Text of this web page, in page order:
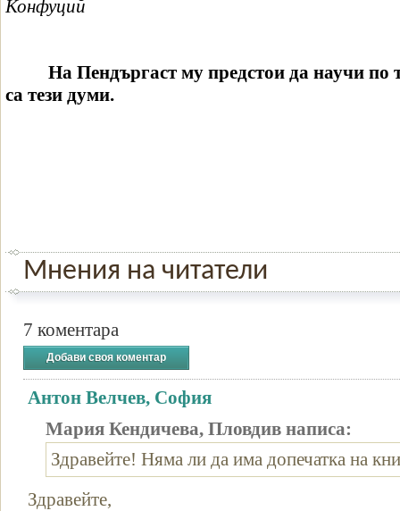
Конфуций
На Пендъргаст му предстои да научи по
са тези думи.
Мнения на читатели
7 коментара
Добави своя коментар
Антон Велчев, София
Мария Кендичева, Пловдив написа:
Здравейте! Няма ли да има допечатка на
Здравейте,